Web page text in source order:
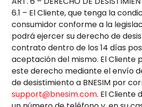
6.1 – El Cliente, que tenga la
consumidor conforme a la
podrá ejercer su derecho de
contrato dentro de los 14 días
aceptación del mismo. El Cliente
este derecho mediante el envío
de desistimiento a BNESIM por
support@bnesim.com. El Cliente